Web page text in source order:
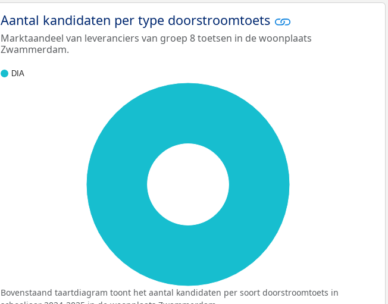
Aantal kandidaten per type doorstroomtoets
Marktaandeel van leveranciers van groep 8 toetsen in de woonplaats
Zwammerdam.
DIA
Bovenstaand taartdiagram toont het aantal kandidaten per soort doorstroomtoets in